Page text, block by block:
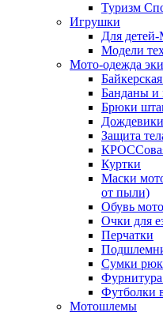
Туризм
Игрушки
Для
Модели
Мото-одежда
Банданы и
Брюки
Дождевики
Защита
Куртки
Маски
от пыли)
Обувь мото
Очки для
Перчатки
Сумки
Футболки
Мотошлемы